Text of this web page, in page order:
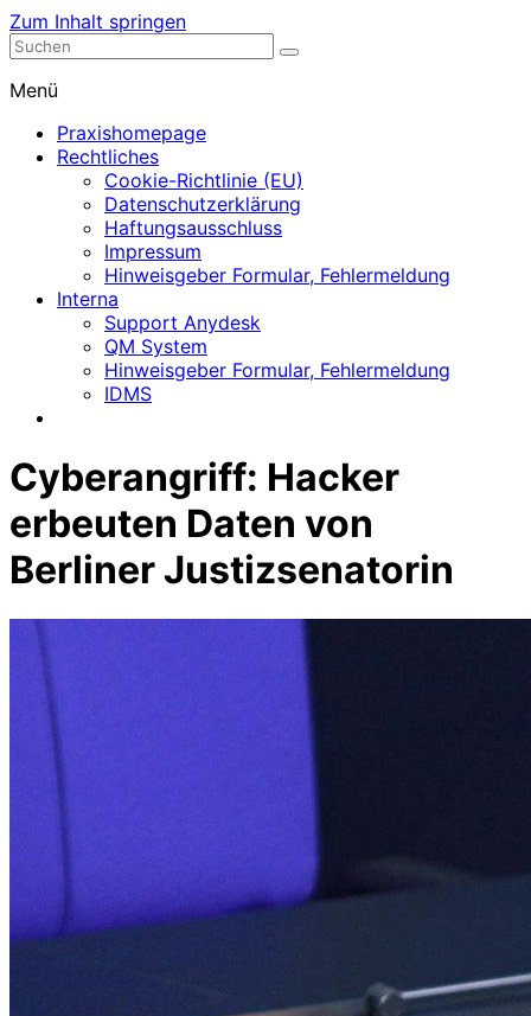
Zum Inhalt springen
Nephrologische Praxis mit Dialyse
Menü
Praxishomepage
Rechtliches
Cookie-Richtlinie (EU)
Datenschutzerklärung
Haftungsausschluss
Impressum
Hinweisgeber Formular, Fehlermeldung
Interna
Support Anydesk
QM System
Hinweisgeber Formular, Fehlermeldung
IDMS
Cyberangriff: Hacker
erbeuten Daten von
Berliner Justizsenatorin